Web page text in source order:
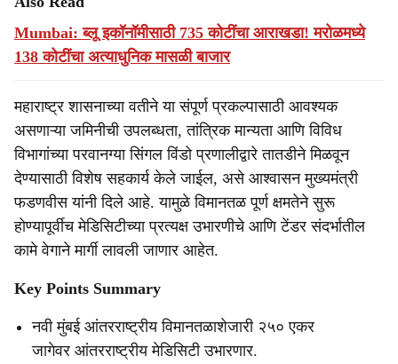
Mumbai: ब्लू इकॉनॉमीसाठी 735 कोटींचा आराखडा! मरोळमध्ये
138 कोटींचा अत्याधुनिक मासळी बाजार
महाराष्ट्र शासनाच्या वतीने या संपूर्ण प्रकल्पासाठी आवश्यक
असणाऱ्या जमिनीची उपलब्धता, तांत्रिक मान्यता आणि विविध
विभागांच्या परवानग्या सिंगल विंडो प्रणालीद्वारे तातडीने मिळवून
देण्यासाठी विशेष सहकार्य केले जाईल, असे आश्वासन मुख्यमंत्री
फडणवीस यांनी दिले आहे. यामुळे विमानतळ पूर्ण क्षमतेने सुरू
होण्यापूर्वीच मेडिसिटीच्या प्रत्यक्ष उभारणीचे आणि टेंडर संदर्भातील
कामे वेगाने मार्गी लावली जाणार आहेत.
Key Points Summary
नवी मुंबई आंतरराष्ट्रीय विमानतळाशेजारी २५० एकर
जागेवर आंतरराष्ट्रीय मेडिसिटी उभारणार.